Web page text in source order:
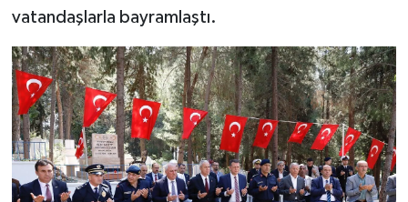
vatandaşlarla bayramlaştı.